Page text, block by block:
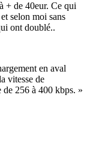
+ de 40eur. Ce qui
selon moi sans
ont doublé..
en aval
vitesse de
de 256 à 400 kbps. »